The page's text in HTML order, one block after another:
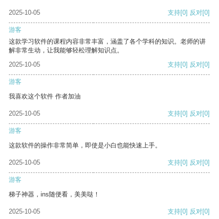
2025-10-05 支持[0] 反对[0]
游客
这款学习软件的课程内容非常丰富，涵盖了各个学科的知识。老师的讲
解非常生动，让我能够轻松理解知识点。
2025-10-05
支持[0] 反对[0]
游客
我喜欢这个软件 作者加油
2025-10-05 支持[0] 反对[0]
游客
这款软件的操作非常简单，即使是小白也能快速上手。
2025-10-05 支持[0] 反对[0]
游客
梯子神器，ins随便看，美美哒！
2025-10-05 支持[0] 反对[0]